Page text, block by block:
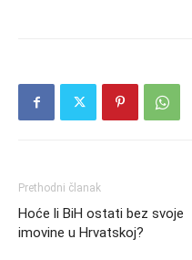
Prethodni članak
Hoće li BiH ostati bez svoje
imovine u Hrvatskoj?